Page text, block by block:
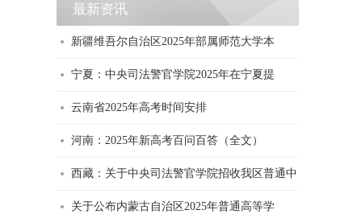
最新资讯
新疆维吾尔自治区2025年部属师范大学本
宁夏：中央司法警官学院2025年在宁夏提
云南省2025年高考时间安排
河南：2025年新高考百问百答（全文）
西藏：关于中央司法警官学院招收我区普通中
关于公布内蒙古自治区2025年普通高等学